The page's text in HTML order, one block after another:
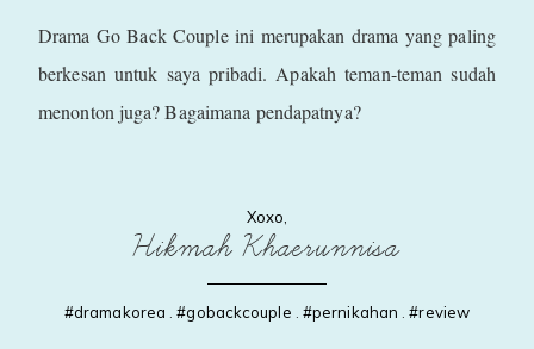
Drama Go Back Couple ini merupakan drama yang paling
berkesan untuk saya pribadi. Apakah teman-teman sudah
menonton juga? Bagaimana pendapatnya?
Xoxo,
Hikmah Khaerunnisa
#dramakorea .#gobackcouple #pernikahan .#review